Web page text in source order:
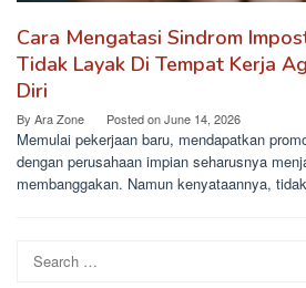
Cara Mengatasi Sindrom
Tidak Layak Di Tempat Kerja
Diri
By Ara Zone Posted onJune 14, 2026
Memulai pekerjaan baru, mendapatkan
dengan perusahaan impian seharusnya
membanggakan. Namun kenyataannya,
Search
for: